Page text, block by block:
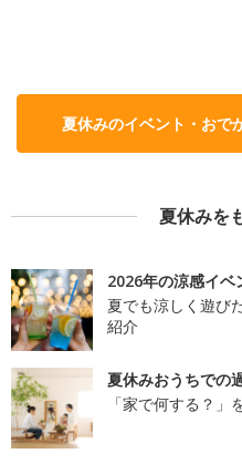
夏休みのイベント・おで
夏休みを
2026年の涼感イベ
夏でも涼しく遊び
紹介
夏休みおうちでの
「家で何する？